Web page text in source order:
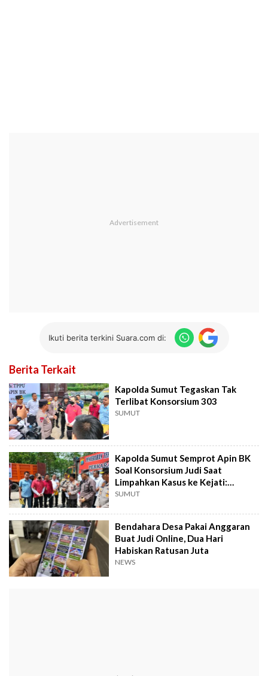
Ikuti berita terkini Suara.com di:
Berita Terkait
Kapolda Sumut Tegaskan Tak
Terlibat Konsorsium 303
SUMUT
Kapolda Sumut Semprot Apin BK
Soal Konsorsium Judi Saat
Limpahkan Kasus ke Kejati:
Kenapa Sebut Nama Saya, Itu
SUMUT
Bendahara Desa Pakai Anggaran
Buat Judi Online, Dua Hari
Habiskan Ratusan Juta
NEWS